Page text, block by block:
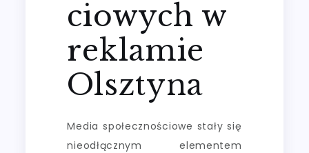
ciowych w
reklamie
Olsztyna
Media społecznościowe stały się
nieodłącznym elementem